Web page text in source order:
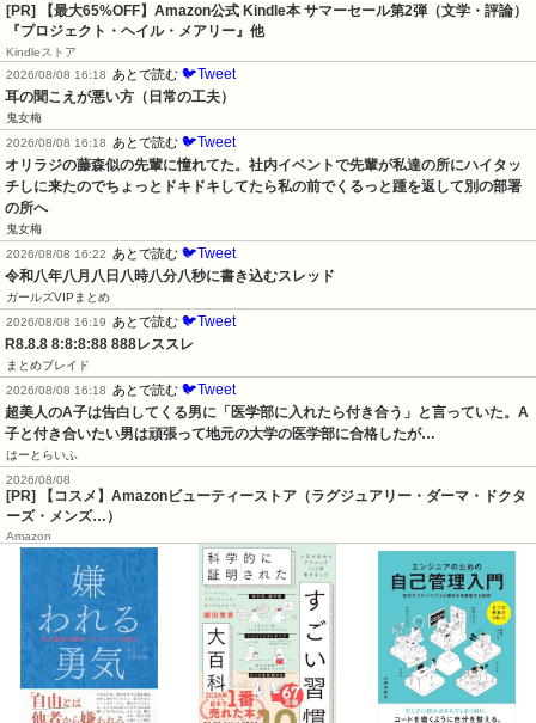
[PR]
【最大65%OFF】Amazon公式 Kindle本 サマーセール第2弾（文学・評論）
『プロジェクト・ヘイル・メアリー』他
Kindleストア
2026/08/08 16:18
あとで読む 🐦Tweet
耳の聞こえが悪い方（日常の工夫）
鬼女梅
2026/08/08 16:18
あとで読む 🐦Tweet
オリラジの藤森似の先輩に憧れてた。社内イベントで先輩が私達の所にハイタッ
チしに来たのでちょっとドキドキしてたら私の前でくるっと踵を返して別の部署
の所へ
鬼女梅
2026/08/08 16:22
あとで読む 🐦Tweet
令和八年八月八日八時八分八秒に書き込むスレッド
ガールズVIPまとめ
2026/08/08 16:19
あとで読む 🐦Tweet
R8.8.8 8:8:8:88 888レススレ
まとめブレイド
2026/08/08 16:18
あとで読む 🐦Tweet
超美人のA子は告白してくる男に「医学部に入れたら付き合う」と言っていた。A
子と付き合いたい男は頑張って地元の大学の医学部に合格したが…
はーとらいふ
2026/08/08
[PR] 【コスメ】Amazonビューティーストア（ラグジュアリー・ダーマ・ドクタ
ーズ・メンズ…）
Amazon